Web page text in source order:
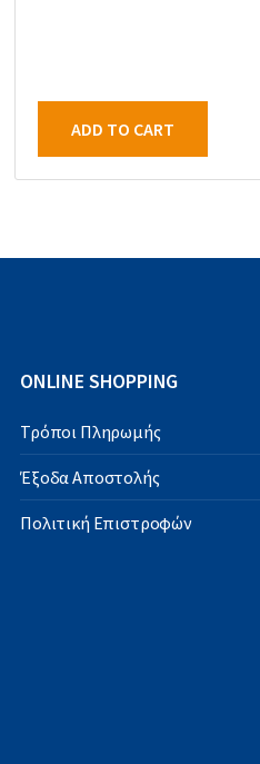
ADD TO CART
ONLINE SHOPPING
Τρόποι Πληρωμής
Έξοδα Αποστολής
Πολιτική Επιστροφών